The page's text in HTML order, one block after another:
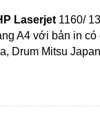
Laserjet 1160/
A4 với bản in
Drum Mitsu Japan